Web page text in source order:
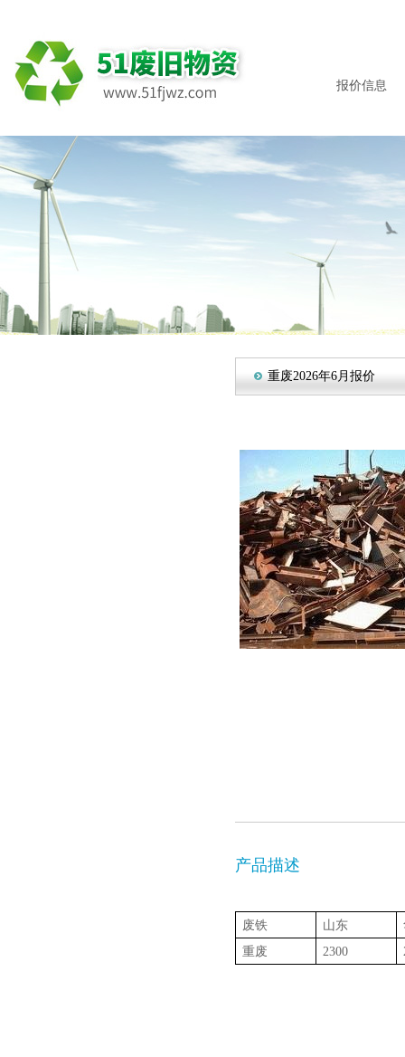
报价信息
重废2026年6月报价
产品描述
废铁 山东
重废
2300